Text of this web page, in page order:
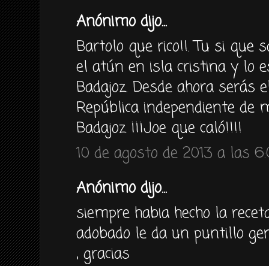
Anónimo dijo...
Bartolo que rico!!. Tu si que
el atún en isla cristina y lo
Badajoz. Desde ahora serás
República independiente de
Badajoz ¡¡¡Joe que caló!!!!
10 de agosto de 2013 a las
Anónimo dijo...
siempre habia hecho la
adobado le da un puntillo
, gracias